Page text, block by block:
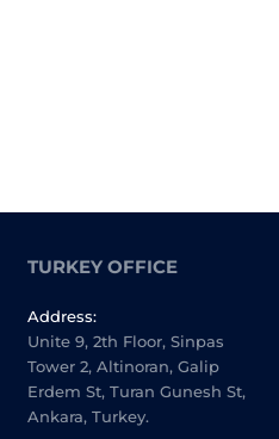
TURKEY OFFICE
Address:
Unite 9, 2th Floor, Sinpas
Tower 2, Altinoran, Galip
Erdem St, Turan Gunesh St,
Ankara, Turkey.